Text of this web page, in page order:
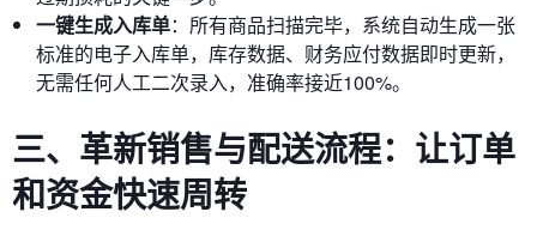
一键生成入库单：所有商品扫描完毕，系统自动生成一张
标准的电子入库单，库存数据、财务应付数据即时更新，
无需任何人工二次录入，准确率接近100%。
三、革新销售与配送流程：让订单
和资金快速周转